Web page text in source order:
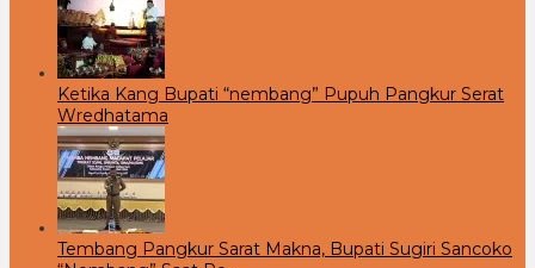
Ketika Kang Bupati “nembang” Pupuh Pangkur Serat
Wredhatama
Tembang Pangkur Sarat Makna, Bupati Sugiri Sancoko